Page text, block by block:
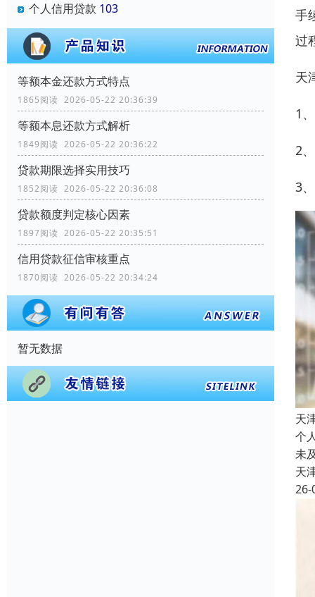
个人信用贷款 103
等额本金还款方式特点
1865阅读 2026-05-22 20:36:39
等额本息还款方式解析
1849阅读 2026-05-22 20:36:22
贷款期限选择实用技巧
1852阅读 2026-05-22 20:36:08
贷款额度判定核心因素
1897阅读 2026-05-22 20:35:51
信用贷款征信审核重点
1870阅读 2026-05-22 20:34:24
暂无数据
手
过
天
1
2
3
天
个
未
天
26-